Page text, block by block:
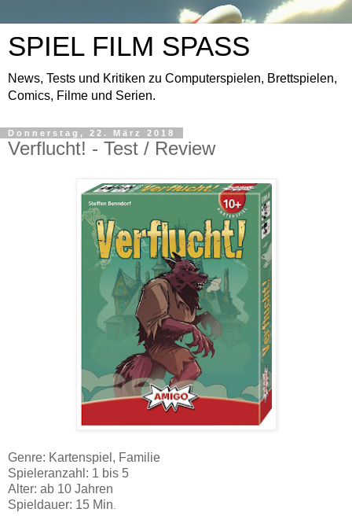
SPIEL FILM SPASS
News, Tests und Kritiken zu Computerspielen, Brettspielen,
Comics, Filme und Serien.
Donnerstag, 22. März 2018
Verflucht! - Test / Review
Genre: Kartenspiel, Familie
Spieleranzahl: 1 bis 5
Alter: ab 10 Jahren
Spieldauer: 15 Min